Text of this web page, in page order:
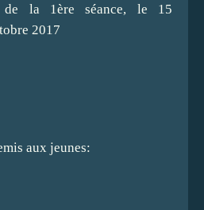
de la 1ère séance, le 15
2017
aux jeunes: